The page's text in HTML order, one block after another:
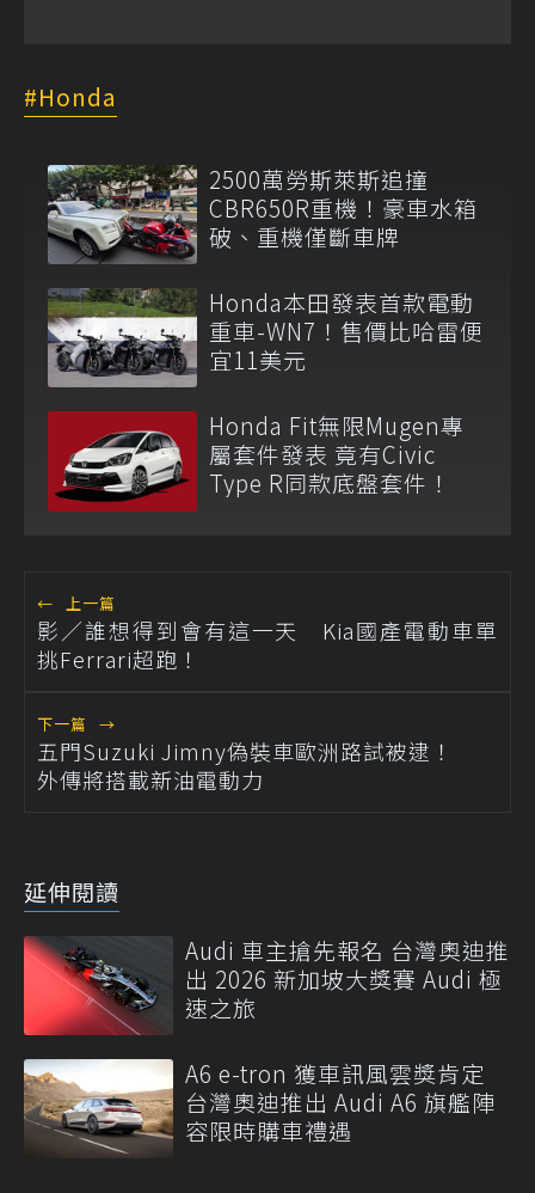
Honda
2500萬勞斯萊斯追撞
CBR650R重機！豪車水箱
破、重機僅斷車牌
Honda本田發表首款電動
重車-WN7！售價比哈雷便
宜11美元
Honda Fit無限Mugen專
屬套件發表 竟有Civic
Type R同款底盤套件！
← 上一篇
影／誰想得到會有這一天 Kia國產電動車單
挑Ferrari超跑！
下一篇 →
五門Suzuki Jimny偽裝車歐洲路試被逮！
外傳將搭載新油電動力
延伸閱讀
Audi 車主搶先報名 台灣奧迪推
出 2026 新加坡大獎賽 Audi 極
速之旅
A6 e-tron 獲車訊風雲獎肯定
台灣奧迪推出 Audi A6 旗艦陣
容限時購車禮遇